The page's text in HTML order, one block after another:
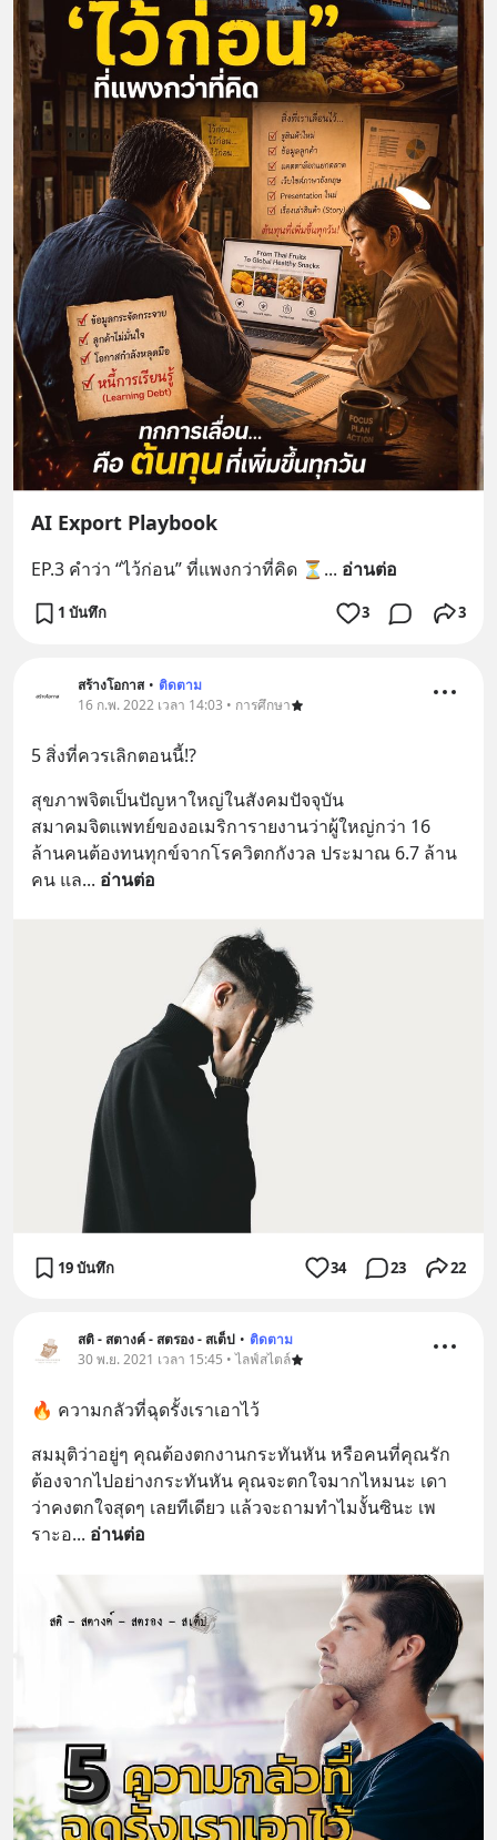
AI Export Playbook
EP.3 คำว่า “ไว้ก่อน” ที่แพงกว่าที่คิด ⏳ ... อ่านต่อ
1 บันทึก 3 3
สร้างโอกาส • ติดตาม
16 ก.พ. 2022 เวลา 14:03 • การศึกษา
5 สิ่งที่ควรเลิกตอนนี้⁉️
สุขภาพจิตเป็นปัญหาใหญ่ในสังคมปัจจุบัน
สมาคมจิตแพทย์ของอเมริการายงานว่าผู้ใหญ่กว่า 16
ล้านคนต้องทนทุกข์จากโรควิตกกังวล ประมาณ 6.7 ล้าน
คน แล... อ่านต่อ
19 บันทึก 34 23 22
สติ - สตางค์ - สตรอง - สเต็ป • ติดตาม
30 พ.ย. 2021 เวลา 15:45 • ไลฟ์สไตล์
🔥 ความกลัวที่ฉุดรั้งเราเอาไว้
สมมุติว่าอยู่ๆ คุณต้องตกงานกระทันหัน หรือคนที่คุณรัก
ต้องจากไปอย่างกระทันหัน คุณจะตกใจมากไหมนะ เดา
ว่าคงตกใจสุดๆ เลยทีเดียว แล้วจะถามทำไมงั้นซินะ เพ
ราะอ... อ่านต่อ